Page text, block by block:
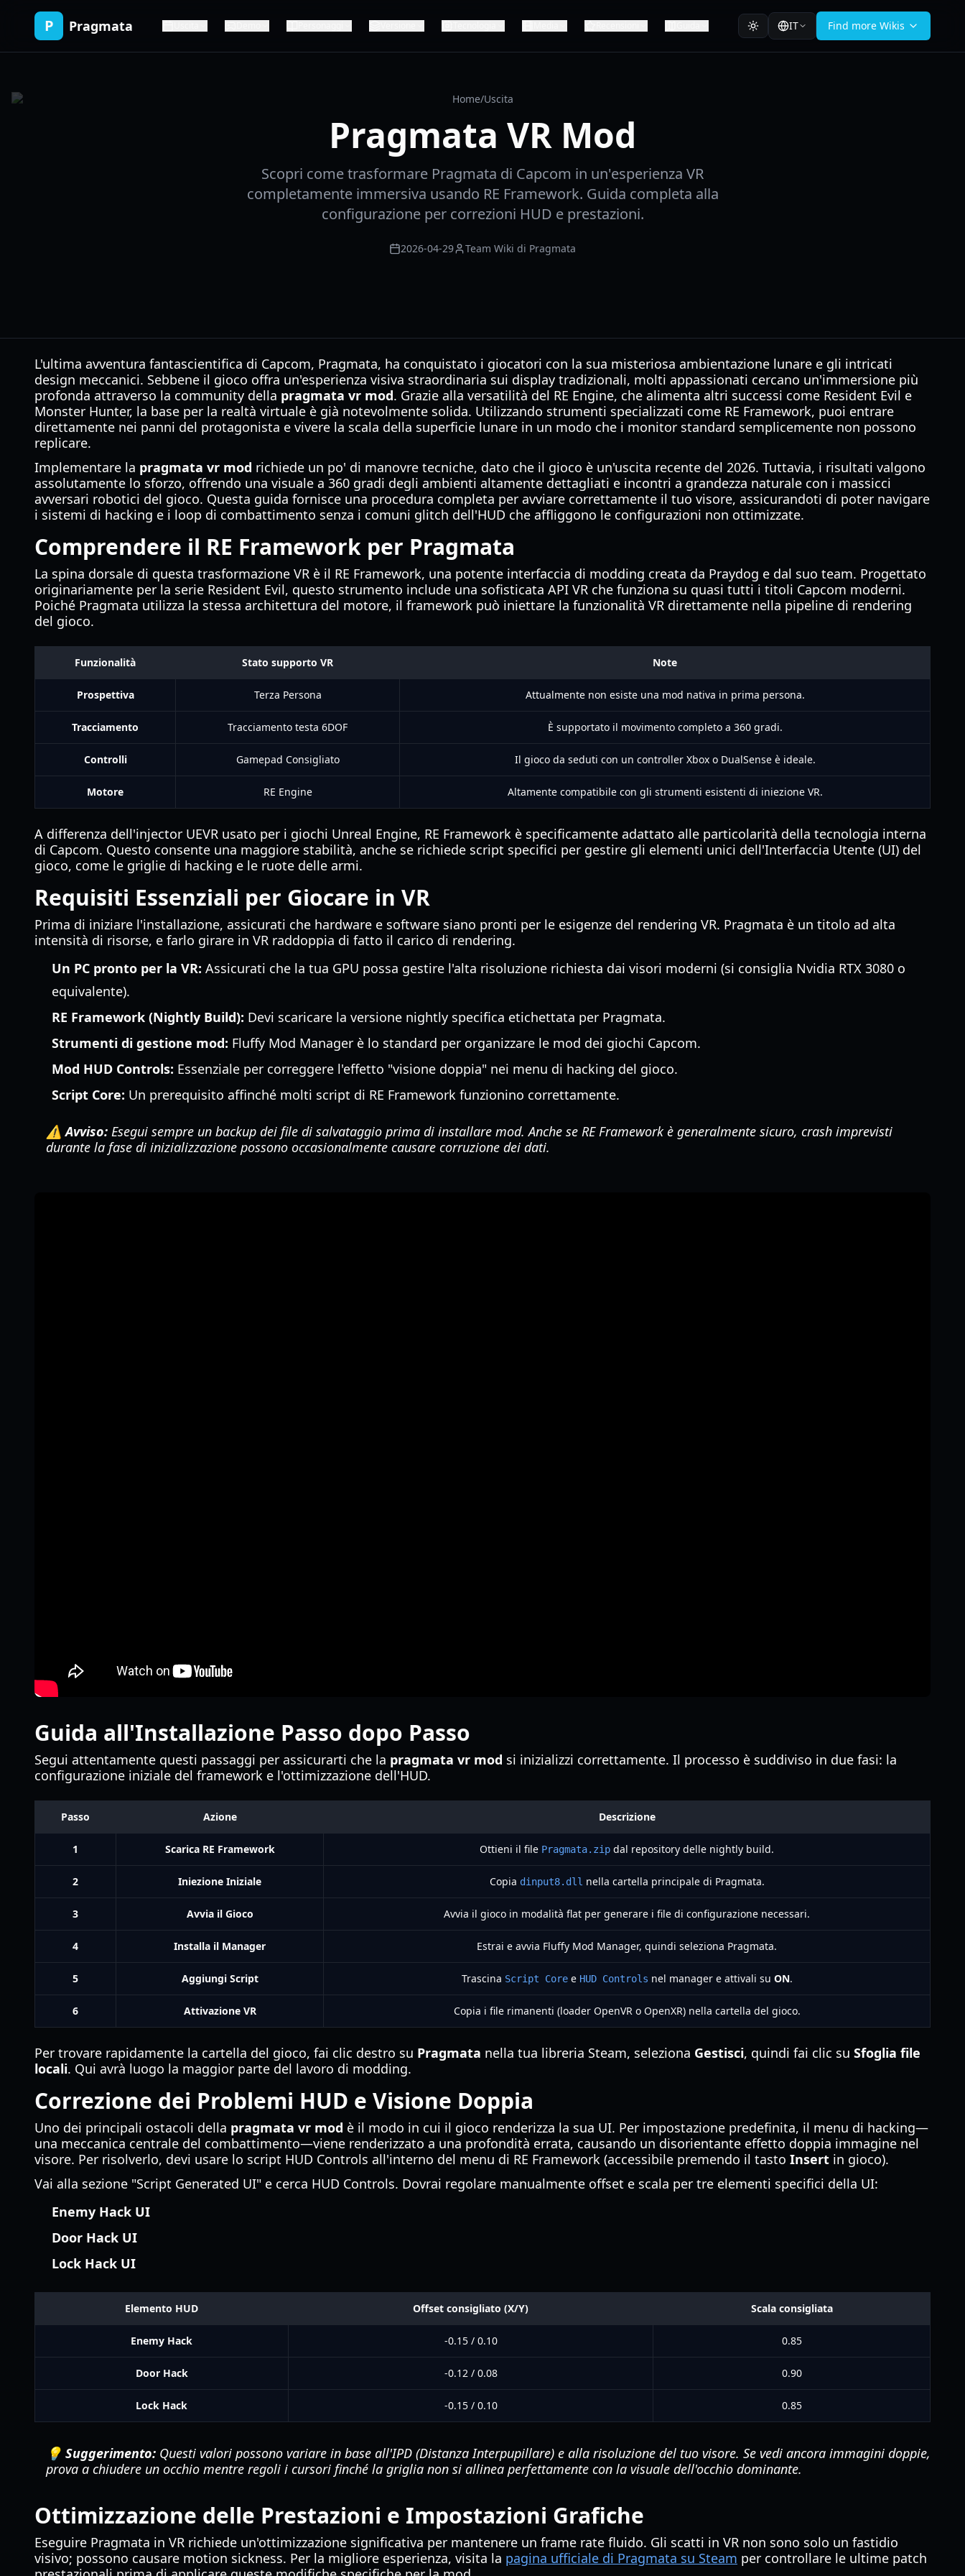
P Pragmata IT Find more Wikis
Home/Uscita
Pragmata VR Mod
Scopri come trasformare Pragmata di Capcom in un'esperienza VR
completamente immersiva usando RE Framework. Guida completa alla
configurazione per correzioni HUD e prestazioni.
2026-04-29 Team Wiki di Pragmata
L'ultima avventura fantascientifica di Capcom, Pragmata, ha conquistato i giocatori con la sua misteriosa ambientazione lunare e gli intricati
design meccanici. Sebbene il gioco offra un'esperienza visiva straordinaria sui display tradizionali, molti appassionati cercano un'immersione più
profonda attraverso la community della pragmata vr mod. Grazie alla versatilità del RE Engine, che alimenta altri successi come Resident Evil e
Monster Hunter, la base per la realtà virtuale è già notevolmente solida. Utilizzando strumenti specializzati come RE Framework, puoi entrare
direttamente nei panni del protagonista e vivere la scala della superficie lunare in un modo che i monitor standard semplicemente non possono
replicare.
Implementare la pragmata vr mod richiede un po' di manovre tecniche, dato che il gioco è un'uscita recente del 2026. Tuttavia, i risultati valgono
assolutamente lo sforzo, offrendo una visuale a 360 gradi degli ambienti altamente dettagliati e incontri a grandezza naturale con i massicci
avversari robotici del gioco. Questa guida fornisce una procedura completa per avviare correttamente il tuo visore, assicurandoti di poter navigare
i sistemi di hacking e i loop di combattimento senza i comuni glitch dell'HUD che affliggono le configurazioni non ottimizzate.
Comprendere il RE Framework per Pragmata
La spina dorsale di questa trasformazione VR è il RE Framework, una potente interfaccia di modding creata da Praydog e dal suo team. Progettato
originariamente per la serie Resident Evil, questo strumento include una sofisticata API VR che funziona su quasi tutti i titoli Capcom moderni.
Poiché Pragmata utilizza la stessa architettura del motore, il framework può iniettare la funzionalità VR direttamente nella pipeline di rendering
del gioco.
Funzionalità Stato supporto VR Note
Prospettiva Terza Persona Attualmente non esiste una mod nativa in prima persona.
Tracciamento Tracciamento testa 6DOF È supportato il movimento completo a 360 gradi.
Controlli Gamepad Consigliato Il gioco da seduti con un controller Xbox o DualSense è ideale.
Motore RE Engine Altamente compatibile con gli strumenti esistenti di iniezione VR.
A differenza dell'injector UEVR usato per i giochi Unreal Engine, RE Framework è specificamente adattato alle particolarità della tecnologia interna
di Capcom. Questo consente una maggiore stabilità, anche se richiede script specifici per gestire gli elementi unici dell'Interfaccia Utente (UI) del
gioco, come le griglie di hacking e le ruote delle armi.
Requisiti Essenziali per Giocare in VR
Prima di iniziare l'installazione, assicurati che hardware e software siano pronti per le esigenze del rendering VR. Pragmata è un titolo ad alta
intensità di risorse, e farlo girare in VR raddoppia di fatto il carico di rendering.
Un PC pronto per la VR: Assicurati che la tua GPU possa gestire l'alta risoluzione richiesta dai visori moderni (si consiglia Nvidia RTX 3080 o
equivalente).
RE Framework (Nightly Build): Devi scaricare la versione nightly specifica etichettata per Pragmata.
Strumenti di gestione mod: Fluffy Mod Manager è lo standard per organizzare le mod dei giochi Capcom.
Mod HUD Controls: Essenziale per correggere l'effetto "visione doppia" nei menu di hacking del gioco.
Script Core: Un prerequisito affinché molti script di RE Framework funzionino correttamente.
⚠️ Avviso: Esegui sempre un backup dei file di salvataggio prima di installare mod. Anche se RE Framework è generalmente sicuro, crash imprevisti
durante la fase di inizializzazione possono occasionalmente causare corruzione dei dati.
Guida all'Installazione Passo dopo Passo
Segui attentamente questi passaggi per assicurarti che la pragmata vr mod si inizializzi correttamente. Il processo è suddiviso in due fasi: la
configurazione iniziale del framework e l'ottimizzazione dell'HUD.
Passo Azione Descrizione
1 Scarica RE Framework Ottieni il file Pragmata.zip dal repository delle nightly build.
2 Iniezione Iniziale Copia dinput8.dll nella cartella principale di Pragmata.
3 Avvia il Gioco Avvia il gioco in modalità flat per generare i file di configurazione necessari.
4 Installa il Manager Estrai e avvia Fluffy Mod Manager, quindi seleziona Pragmata.
5 Aggiungi Script Trascina Script Coree HUD Controls nel manager e attivali su ON.
6 Attivazione VR Copia i file rimanenti (loader OpenVR o OpenXR) nella cartella del gioco.
Per trovare rapidamente la cartella del gioco, fai clic destro su Pragmata nella tua libreria Steam, seleziona Gestisci, quindi fai clic su Sfoglia file
locali. Qui avrà luogo la maggior parte del lavoro di modding.
Correzione dei Problemi HUD e Visione Doppia
Uno dei principali ostacoli della pragmata vr mod è il modo in cui il gioco renderizza la sua UI. Per impostazione predefinita, il menu di hacking—
una meccanica centrale del combattimento—viene renderizzato a una profondità errata, causando un disorientante effetto doppia immagine nel
visore. Per risolverlo, devi usare lo script HUD Controls all'interno del menu di RE Framework (accessibile premendo il tasto Insert in gioco).
Vai alla sezione "Script Generated UI" e cerca HUD Controls. Dovrai regolare manualmente offset e scala per tre elementi specifici della UI:
Enemy Hack UI
Door Hack UI
Lock Hack UI
Elemento HUD Offset consigliato (X/Y) Scala consigliata
Enemy Hack -0.15 / 0.10 0.85
Door Hack -0.12 / 0.08 0.90
Lock Hack -0.15 / 0.10 0.85
💡 Suggerimento: Questi valori possono variare in base all'IPD (Distanza Interpupillare) e alla risoluzione del tuo visore. Se vedi ancora immagini doppie,
prova a chiudere un occhio mentre regoli i cursori finché la griglia non si allinea perfettamente con la visuale dell'occhio dominante.
Ottimizzazione delle Prestazioni e Impostazioni Grafiche
Eseguire Pragmata in VR richiede un'ottimizzazione significativa per mantenere un frame rate fluido. Gli scatti in VR non sono solo un fastidio
visivo; possono causare motion sickness. Per la migliore esperienza, visita la pagina ufficiale di Pragmata su Steam per controllare le ultime patch